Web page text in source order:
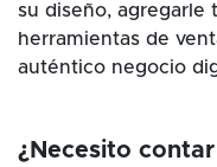
su diseño, agregarle
herramientas de
auténtico negocio
¿Necesito